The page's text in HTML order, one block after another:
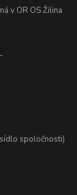
v OR OS Žilina
spoločnosti)